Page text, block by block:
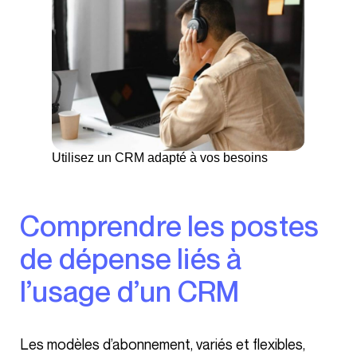
Utilisez un CRM adapté à vos besoins
Comprendre les postes
de dépense liés à
l’usage d’un CRM
Les modèles d’abonnement, variés et flexibles,